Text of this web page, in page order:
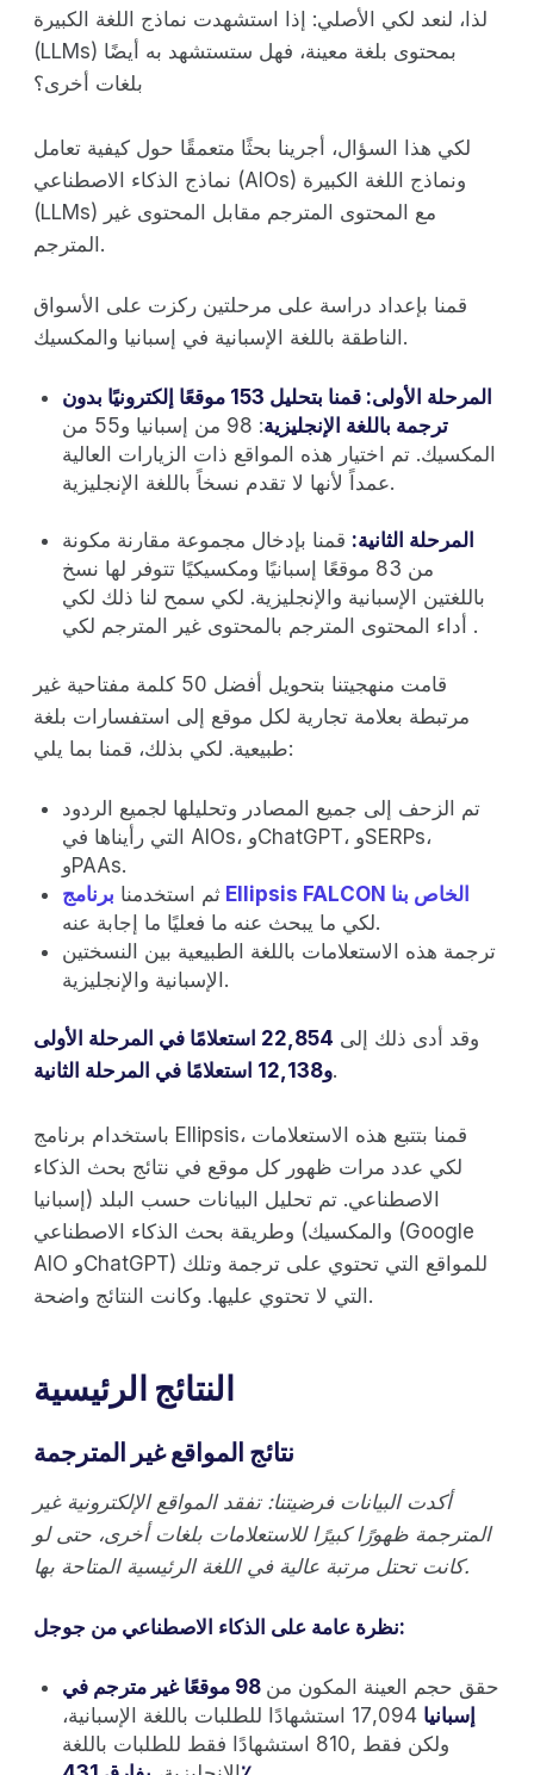
لذا، لنعد لكي الأصلي: إذا استشهدت نماذج اللغة الكبيرة
(LLMs) بمحتوى بلغة معينة، فهل ستستشهد به أيضًا
بلغات أخرى؟
لكي هذا السؤال، أجرينا بحثًا متعمقًا حول كيفية تعامل
نماذج الذكاء الاصطناعي (AIOs) ونماذج اللغة الكبيرة
(LLMs) مع المحتوى المترجم مقابل المحتوى غير
المترجم.
قمنا بإعداد دراسة على مرحلتين ركزت على الأسواق
الناطقة باللغة الإسبانية في إسبانيا والمكسيك.
المرحلة الأولى: قمنا بتحليل 153 موقعًا إلكترونيًا بدون
ترجمة باللغة الإنجليزية
: 98 من إسبانيا و55 من
المكسيك. تم اختيار هذه المواقع ذات الزيارات العالية
عمداً لأنها لا تقدم نسخاً باللغة الإنجليزية.
المرحلة الثانية: قمنا بإدخال مجموعة مقارنة مكونة
من 83 موقعًا إسبانيًا ومكسيكيًا تتوفر لها نسخ
باللغتين الإسبانية والإنجليزية. لكي سمح لنا ذلك لكي
أداء المحتوى المترجم بالمحتوى غير المترجم لكي .
قامت منهجيتنا بتحويل أفضل 50 كلمة مفتاحية غير
مرتبطة بعلامة تجارية لكل موقع إلى استفسارات بلغة
طبيعية. لكي بذلك، قمنا بما يلي:
تم الزحف إلى جميع المصادر وتحليلها لجميع الردود
التي رأيناها في AIOs، وChatGPT، وSERPs،
وPAAs.
ثم استخدمنا
برنامج Ellipsis FALCON الخاص بنا
لكي ما يبحث عنه ما فعليًا ما إجابة عنه.
ترجمة هذه الاستعلامات باللغة الطبيعية بين النسختين
الإسبانية والإنجليزية.
وقد أدى ذلك إلى
22,854 استعلامًا في المرحلة الأولى
و12,138 استعلامًا في المرحلة الثانية.
باستخدام برنامج Ellipsis، قمنا بتتبع هذه الاستعلامات
لكي عدد مرات ظهور كل موقع في نتائج بحث الذكاء
الاصطناعي. تم تحليل البيانات حسب البلد (إسبانيا
والمكسيك) وطريقة بحث الذكاء الاصطناعي (Google
AIO وChatGPT) للمواقع التي تحتوي على ترجمة وتلك
التي لا تحتوي عليها. وكانت النتائج واضحة.
النتائج الرئيسية
نتائج المواقع غير المترجمة
أكدت البيانات فرضيتنا: تفقد المواقع الإلكترونية غير
المترجمة ظهورًا كبيرًا للاستعلامات بلغات أخرى، حتى لو
كانت تحتل مرتبة عالية في اللغة الرئيسية المتاحة بها.
نظرة عامة على الذكاء الاصطناعي من جوجل:
حقق حجم العينة المكون من
98 موقعًا غير مترجم في
إسبانيا
17,094 استشهادًا للطلبات باللغة الإسبانية،
ولكن فقط ,810 استشهادًا فقط للطلبات باللغة